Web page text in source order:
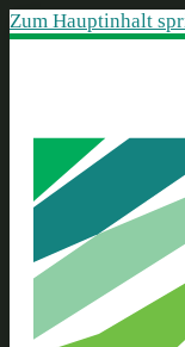
Zum Hauptinhalt